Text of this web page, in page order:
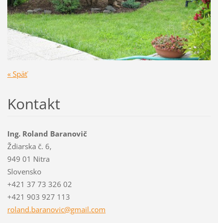
« Späť
Kontakt
Ing. Roland Baranovič
Ždiarska č. 6,
949 01 Nitra
Slovensko
+421 37 73 326 02
+421 903 927 113
roland.baranovic@gmail.com